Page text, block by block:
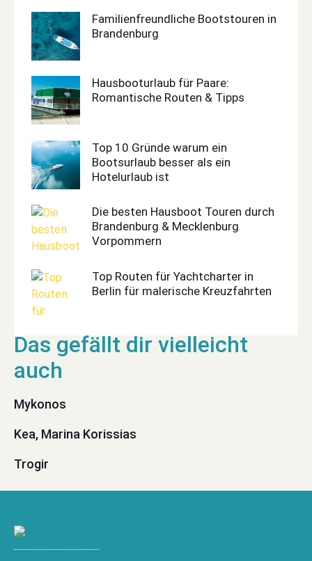
Familienfreundliche Bootstouren in
Brandenburg
Hausbooturlaub für Paare:
Romantische Routen & Tipps
Top 10 Gründe warum ein
Bootsurlaub besser als ein
Hotelurlaub ist
Die besten Hausboot Touren durch
Brandenburg & Mecklenburg
Vorpommern
Top Routen für Yachtcharter in
Berlin für malerische Kreuzfahrten
Mykonos
Kea, Marina Korissias
Trogir